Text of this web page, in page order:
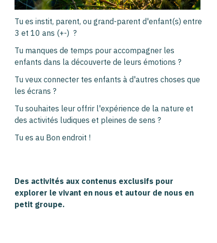
Tu es instit, parent, ou grand-parent d'enfant(s) entre
3 et 10 ans (+-) ?
Tu manques de temps pour accompagner les
enfants dans la découverte de leurs émotions ?
Tu veux connecter tes enfants à d'autres choses que
les écrans ?
Tu souhaites leur offrir l'expérience de la nature et
des activités ludiques et pleines de sens ?
Tu es au Bon endroit !
Des activités aux contenus exclusifs pour
explorer le vivant en nous et autour de nous en
petit groupe.